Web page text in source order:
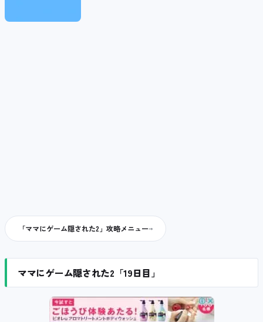
「ママにゲーム隠された2」攻略メニュー
ママにゲーム隠された2「19日目」